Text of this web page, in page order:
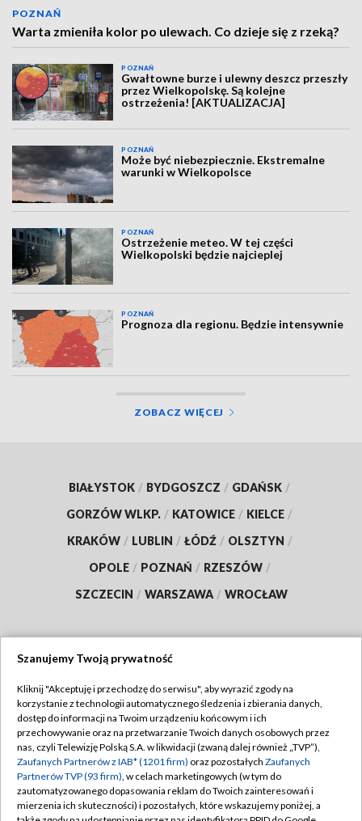
POZNAŃ
Warta zmieniła kolor po ulewach. Co dzieje się z rzeką?
POZNAŃ
Gwałtowne burze i ulewny deszcz przeszły
przez Wielkopolskę. Są kolejne
ostrzeżenia! [AKTUALIZACJA]
POZNAŃ
Może być niebezpiecznie. Ekstremalne
warunki w Wielkopolsce
POZNAŃ
Ostrzeżenie meteo. W tej części
Wielkopolski będzie najcieplej
POZNAŃ
Prognoza dla regionu. Będzie intensywnie
ZOBACZ WIĘCEJ
BIAŁYSTOK / BYDGOSZCZ / GDAŃSK /
GORZÓW WLKP. / KATOWICE / KIELCE /
KRAKÓW / LUBLIN / ŁÓDŹ / OLSZTYN /
OPOLE / POZNAŃ / RZESZÓW /
SZCZECIN / WARSZAWA / WROCŁAW
TVP
Abonament TVP
Emisja w TVP
Centrum informacji TVP
Naziemna Telewizja Cyfrowa
Regulamin TVP
Polityka prywatności
Moje zgody
Pomoc
Szanujemy Twoją prywatność
Kliknij "Akceptuję i przechodzę do serwisu", aby wyrazić zgody na
korzystanie z technologii automatycznego śledzenia i zbierania danych,
dostęp do informacji na Twoim urządzeniu końcowym i ich
przechowywanie oraz na przetwarzanie Twoich danych osobowych przez
nas, czyli Telewizję Polską S.A. w likwidacji (zwaną dalej również „TVP”),
Zaufanych Partnerów z IAB* (1201 firm) oraz pozostałych Zaufanych
Partnerów TVP (93 firm), w celach marketingowych (w tym do
zautomatyzowanego dopasowania reklam do Twoich zainteresowań i
mierzenia ich skuteczności) i pozostałych, które wskazujemy poniżej, a